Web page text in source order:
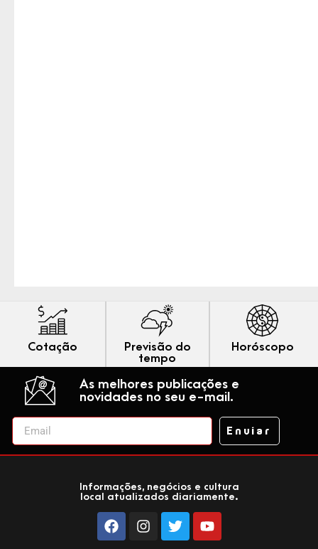
Cotação
Previsão do
tempo
Horóscopo
As melhores publicações e
novidades no seu e-mail.
Enviar
Informações, negócios e cultura
local atualizados diariamente.